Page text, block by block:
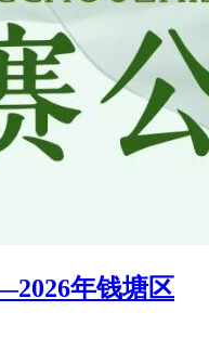
年钱塘区